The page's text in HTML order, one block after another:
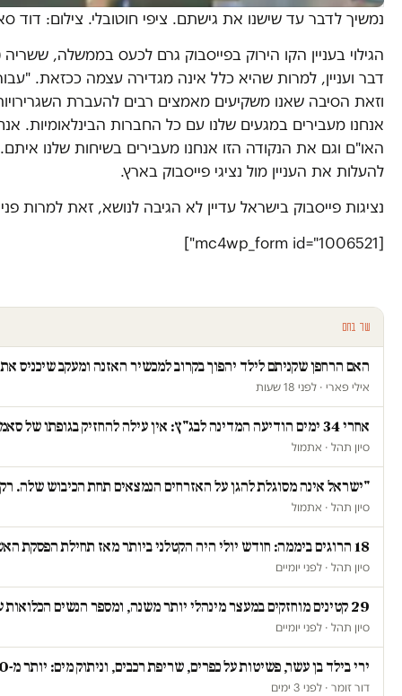
נמשיך לדבר עד שישנו את גישתם. ציפי חוטובלי. צילום: דוד
הגילוי בעניין הקו הירוק בפייסבוק גרם לכעס בממשלה,
דבר ועניין, למרות שהיא כלל אינה מגדירה עצמה ככזאת.
וזאת הסיבה שאנו משקיעים מאמצים רבים להעברת
אנחנו מעבירים במגעים שלנו עם כל החברות
האו"ם וגם את הנקודה הזו אנחנו מעבירים בשיחות שלנו
להעלות את העניין מול נציגי פייסבוק בארץ.
נציגות פייסבוק בישראל עדיין לא הגיבה לנושא, זאת למרות
[mc4wp_form id="1006521"]
עוד בחם
האם הרחפן שקניתם לילד יהפוך בקרוב למכשיר האזנה ומעקב
אילי פארי · לפני 18 שעות
אחרי 34 ימים הודיעה המדינה לבג"ץ: אין עילה להחזיק בגופתו של סאמי ג'עסוס
סיון תהל · אתמול
"ישראל אינה מסוגלת להגן על האזרחים הנמצאים תחת הכיבוש שלה. רק
סיון תהל · אתמול
18 הרוגים ביממה: חודש יולי היה הקטלני ביותר מאז תחילת הפסקת האש ברצועת עזה
סיון תהל · לפני יומיים
29 קטינים מוחזקים במעצר מינהלי יותר משנה, ומספר הנשים הכלואות על רקע ביטחוני זינק ב-67 אחוז
סיון תהל · לפני יומיים
ירי בילד בן עשר, פשיטות על כפרים, שריפת רכבים, וניתוק מים: יותר מ-20 תקיפות ביממה אחת בגדה
דור זומר · לפני 3 ימים